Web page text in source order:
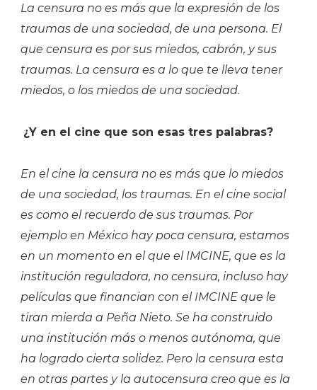
La censura no es más que la expresión de los
traumas de una sociedad, de una persona. El
que censura es por sus miedos, cabrón, y sus
traumas. La censura es a lo que te lleva tener
miedos, o los miedos de una sociedad.
¿Y en el cine que son esas tres palabras?
En el cine la censura no es más que lo miedos
de una sociedad, los traumas. En el cine social
es como el recuerdo de sus traumas. Por
ejemplo en México hay poca censura, estamos
en un momento en el que el IMCINE, que es la
institución reguladora, no censura, incluso hay
películas que financian con el IMCINE que le
tiran mierda a Peña Nieto. Se ha construido
una institución más o menos autónoma, que
ha logrado cierta solidez. Pero la censura esta
en otras partes y la autocensura creo que es la